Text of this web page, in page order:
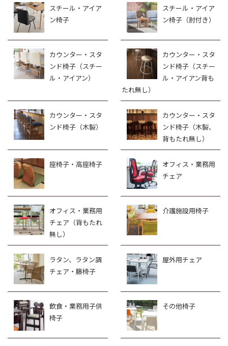
スチール・アイア
ン椅子
スチール・アイア
ン椅子（肘付き）
カウンター・スタ
ンド椅子（スチー
ル・アイアン）
カウンター・スタ
ンド椅子（スチー
ル・アイアン背も
たれ無し）
カウンター・スタ
ンド椅子（木製）
カウンター・スタ
ンド椅子（木製、
背もたれ無し）
座椅子・高座椅子
オフィス・業務用
チェア
オフィス・業務用
チェア（背もたれ
無し）
介護施設用椅子
ラタン、ラタン調
チェア・籐椅子
屋外用チェア
飲食・業務用子供
椅子
その他椅子